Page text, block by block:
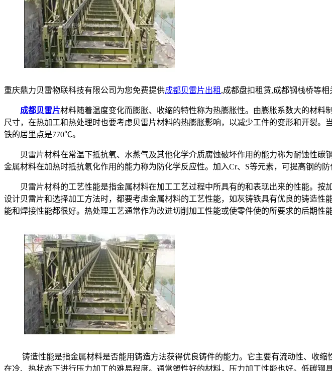
重庆鼎力贝雷物联科技有限公司为您免费提供成都贝雷片出租 ,成都盘扣租赁,成都钢栈桥等相
成都贝雷片材料随着温度变化而膨胀、收缩的特性称为热膨胀性。由膨胀系数大的材
尺寸，在热加工和热处理时也要考虑贝雷片材料的热膨胀影响，以减少工件的变形和开裂
铁的居里点是770℃。
贝雷片材料在常温下抵抗氧、水蒸气及其他化学介质腐蚀破坏作用的能力称为耐蚀性碳
金属材料在加热时抵抗氡化作用的能力称为防化学反应性。加入Cr、S等元素，可提高钢的防
贝雷片材料的工艺性能是指金属材料在加工工艺过程中所具有的和表现出来的性能。按
设计贝雷片和选择加工方法时，都要考虑金属材料的工艺性能，如灰铸铁具有优良的铸造
能和焊接性能都很好。热处理工艺通常作为改进切削加工性能或使零件使的所要求的后期性
铸造性能是指金属材料是否能用铸造方法获得优良铸件的能力。它主要有流动性、收缩
在冷、热状态下进行压力加工的难易程度。通常塑性好的材料，压力加工性能也好。低碳钢